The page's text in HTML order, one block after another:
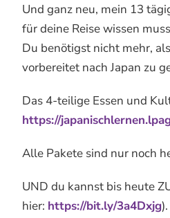
Und ganz neu, mein 13
für deine Reise wissen
Du benötigst nicht mehr,
vorbereitet nach Japan zu
Das 4-teilige Essen und
https://
Alle Pakete sind nur noch
UND du kannst bis heute
hier: https://bit.ly/3a4Dxjg).